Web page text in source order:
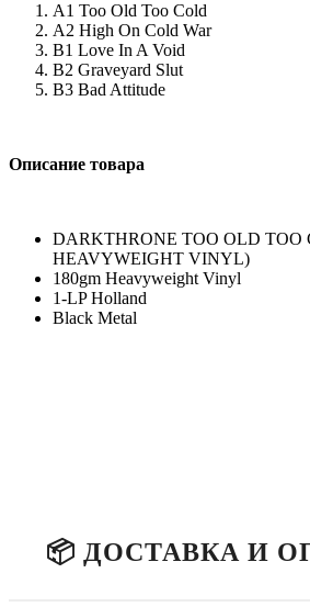
A1 Too Old Too Cold
A2 High On Cold War
B1 Love In A Void
B2 Graveyard Slut
B3 Bad Attitude
Описание товара
DARKTHRONE TOO OLD TOO
HEAVYWEIGHT VINYL)
180gm Heavyweight Vinyl
1-LP Holland
Black Metal
📦 ДОСТАВКА И